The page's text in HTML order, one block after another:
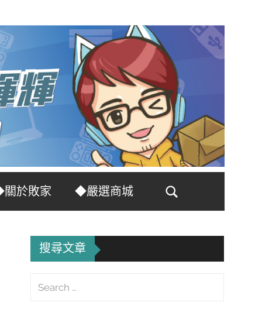
於敗家
◆嚴選商城
Search
搜尋文章
Search